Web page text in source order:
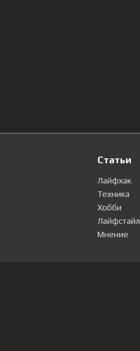
Статьи
Лайфхак
Техника
Хобби
Лайфстайл
Мнение